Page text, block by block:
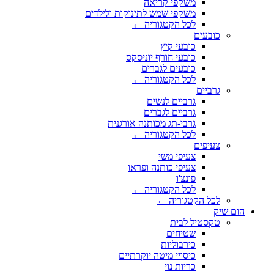
משקפי שמש לתינוקות ולילדים
לכל הקטגוריה ←
כובעים
כובעי קיץ
כובעי חורף יוניסקס
כובעים לגברים
לכל הקטגוריה ←
גרביים
גרביים לנשים
גרביים לגברים
גרבי-תג מכותנה אורגנית
לכל הקטגוריה ←
צעיפים
צעיפי משי
צעיפי כותנה ופראו
פונצ'ו
לכל הקטגוריה ←
לכל הקטגוריה ←
הום שיק
טקסטיל לבית
שטיחים
כירבוליות
כיסויי מיטה יוקרתיים
כריות נוי